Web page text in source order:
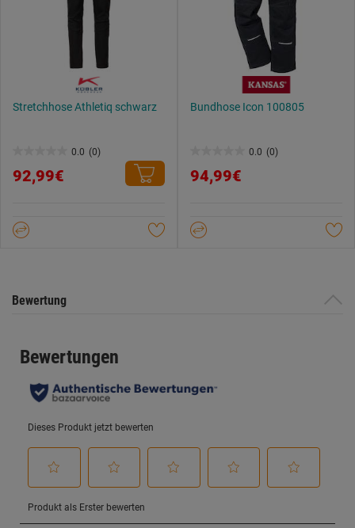
Stretchhose Athletiq schwarz
0.0 (0)
von
92,99€
Bundhose Icon 100805
0.0 (0)
von
94,99€
Bewertung